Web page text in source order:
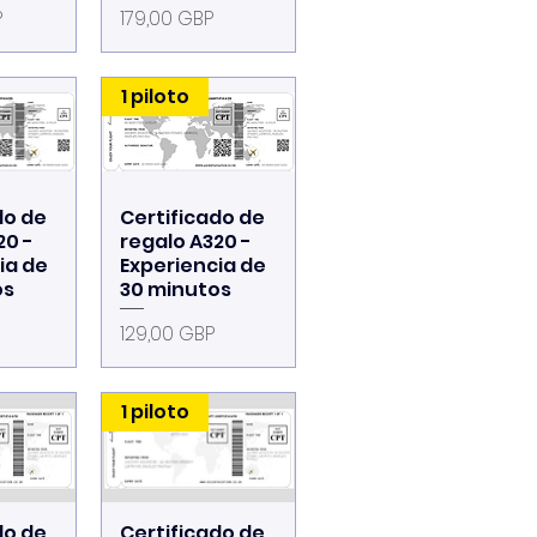
Precio
179,00 GBP
de
-
de
Vista rápida
1 piloto
Certificado de
regalo A320 -
Experiencia de
30 minutos
Precio
129,00 GBP
Vista rápida
1 piloto